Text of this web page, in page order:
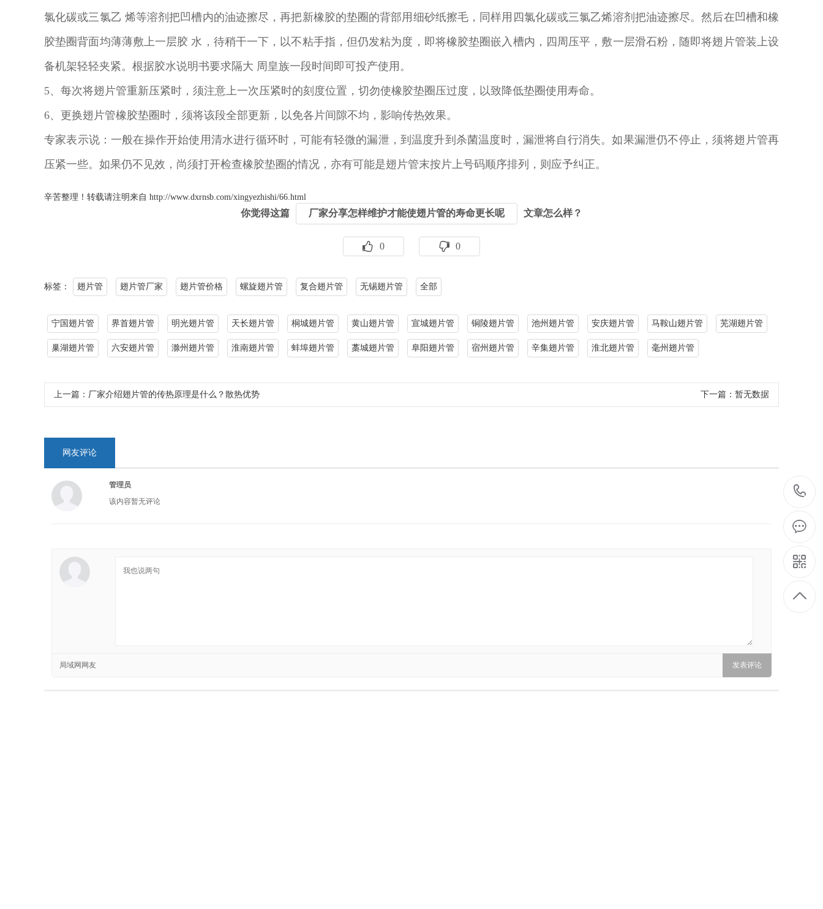
氯化碳或三氯乙 烯等溶剂把凹槽内的油迹擦尽，再把新橡胶的垫圈的背部用细砂纸擦毛，同样用四氯化碳或三氯乙烯溶剂把油迹擦尽。然后在凹槽和橡
胶垫圈背面均薄薄敷上一层胶 水，待稍干一下，以不粘手指，但仍发粘为度，即将橡胶垫圈嵌入槽内，四周压平，敷一层滑石粉，随即将翅片管装上设
备机架轻轻夹紧。根据胶水说明书要求隔大 周皇族一段时间即可投产使用。
5、每次将翅片管重新压紧时，须注意上一次压紧时的刻度位置，切勿使橡胶垫圈压过度，以致降低垫圈使用寿命。
6、更换翅片管橡胶垫圈时，须将该段全部更新，以免各片间隙不均，影响传热效果。
专家表示说：一般在操作开始使用清水进行循环时，可能有轻微的漏泄，到温度升到杀菌温度时，漏泄将自行消失。如果漏泄仍不停止，须将翅片管再
压紧一些。如果仍不见效，尚须打开检查橡胶垫圈的情况，亦有可能是翅片管末按片上号码顺序排列，则应予纠正。
辛苦整理！转载请注明来自 http://www.dxrnsb.com/xingyezhishi/66.html
你觉得这篇 厂家分享怎样维护才能使翅片管的寿命更长呢 文章怎么样？
0 0
标签： 翅片管 翅片管厂家 翅片管价格 螺旋翅片管 复合翅片管 无锡翅片管 全部
宁国翅片管 界首翅片管 明光翅片管 天长翅片管 桐城翅片管 黄山翅片管 宣城翅片管 铜陵翅片管 池州翅片管 安庆翅片管 马鞍山翅片管 芜湖翅片管
巢湖翅片管 六安翅片管 滁州翅片管 淮南翅片管 蚌埠翅片管 藁城翅片管 阜阳翅片管 宿州翅片管 辛集翅片管 淮北翅片管 毫州翅片管
上一篇： 厂家介绍翅片管的传热原理是什么？散热优势 下一篇： 暂无数据
网友评论
管理员
该内容暂无评论
局域网网友